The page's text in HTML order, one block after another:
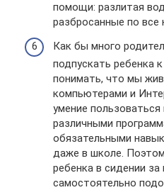
помощи: разлитая
разбросанные по все
Как бы много
подпускать ребенка
понимать, что мы
компьютерами и
умение
различными
обязательными
даже в школе.
ребенка в сидении
самостоятельно